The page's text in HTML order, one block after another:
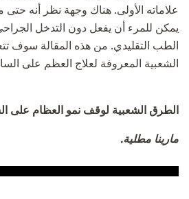
علاماته الأولى. هناك وجهة نظر أنه حتى
يمكن للمرء أن يفعل دون التدخل
الطب التقليدي. من هذه المقالة سوف
الشعبية المعروفة لعلاج العظم على
الطرق الشعبية لوقف نمو العظام على
مارينا مطلية.